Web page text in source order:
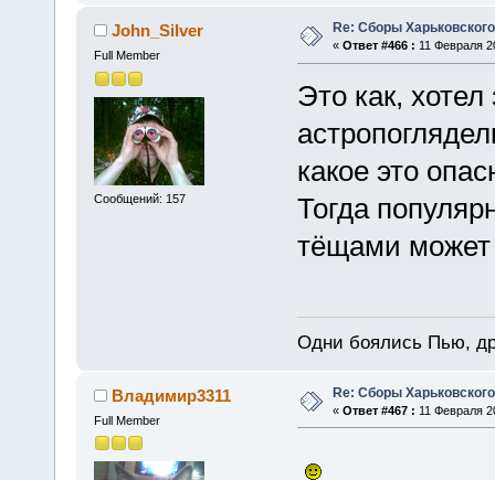
John_Silver
Full Member
Сообщений: 157
Re: Сборы
« Ответ #466 : 11 Февраля
Это как,
какое это
Тогда
тёщами может
Одни боялись Пью,
Владимир3311
Full Member
Re: Сборы
« Ответ #467 : 11 Февраля